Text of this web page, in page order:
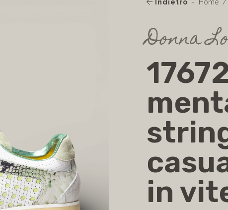
Indietro Home
Donna
in